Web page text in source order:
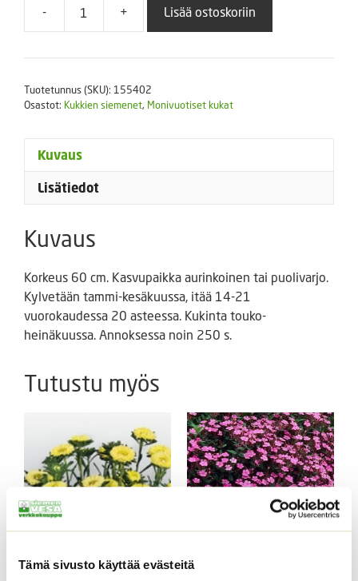
Tämä sivusto käyttää evästeitä
-
Laukkaneilikka
Star
Rose
+ Lisää ostoskoriin
Tuotetunnus (SKU): 155402
Osastot: Kukkien siemenet, Monivuotiset kukat
Kuvaus
Lisätiedot
Kuvaus
Korkeus 60 cm. Kasvupaikka aurinkoinen tai puolivarjo.
Kylvetään tammi-kesäkuussa, itää 14-21
vuorokaudessa 20 asteessa. Kukinta touko-
heinäkuussa. Annoksessa noin 250 s.
Tutustu myös